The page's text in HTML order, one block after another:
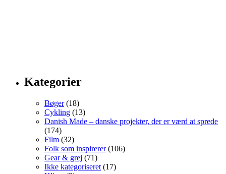
Kategorier
Bøger(18)
Cykling (13)
Danish Made – danske projekter, der er værd at sprede
(174)
Film (32)
Folk som inspirerer(106)
Gear & grej (71)
Ikke kategoriseret (17)